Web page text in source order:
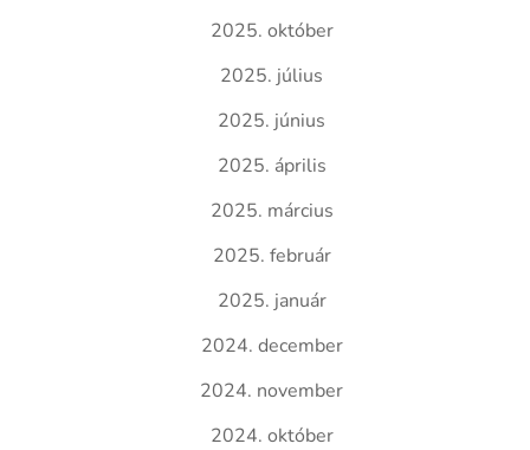
2025. október
2025. július
2025. június
2025. április
2025. március
2025. február
2025. január
2024. december
2024. november
2024. október